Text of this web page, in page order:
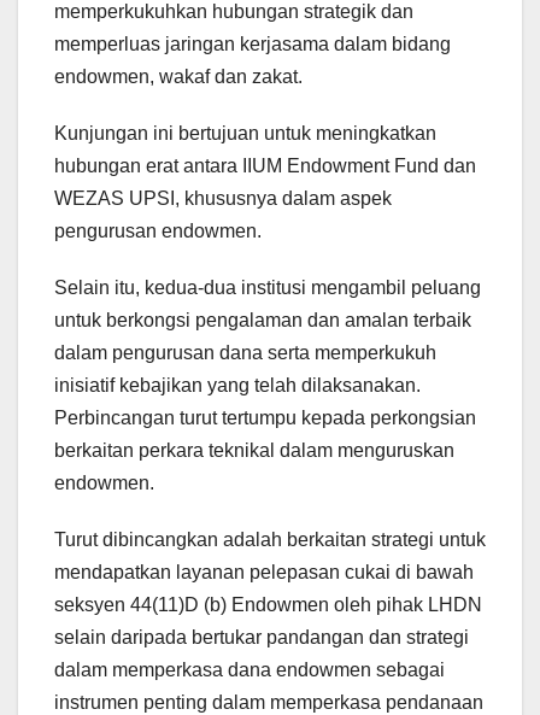
memperkukuhkan hubungan strategik dan
memperluas jaringan kerjasama dalam bidang
endowmen, wakaf dan zakat.
Kunjungan ini bertujuan untuk meningkatkan
hubungan erat antara IIUM Endowment Fund dan
WEZAS UPSI, khususnya dalam aspek
pengurusan endowmen.
Selain itu, kedua-dua institusi mengambil peluang
untuk berkongsi pengalaman dan amalan terbaik
dalam pengurusan dana serta memperkukuh
inisiatif kebajikan yang telah dilaksanakan.
Perbincangan turut tertumpu kepada perkongsian
berkaitan perkara teknikal dalam menguruskan
endowmen.
Turut dibincangkan adalah berkaitan strategi untuk
mendapatkan layanan pelepasan cukai di bawah
seksyen 44(11)D (b) Endowmen oleh pihak LHDN
selain daripada bertukar pandangan dan strategi
dalam memperkasa dana endowmen sebagai
instrumen penting dalam memperkasa pendanaan